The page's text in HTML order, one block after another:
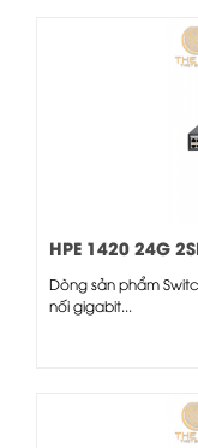
HPE 1420 24G
Dòng sản phẩm
nối gigabit...